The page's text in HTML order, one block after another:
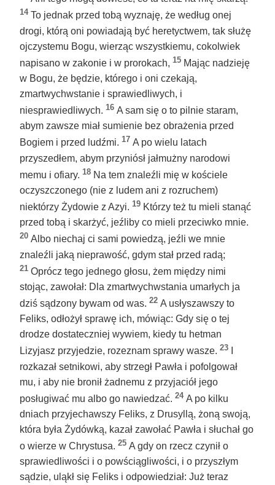
14 To jednak przed tobą wyznaję, że według onej
drogi, którą oni powiadają być heretyctwem, tak służę
ojczystemu Bogu, wierząc wszystkiemu, cokolwiek
napisano w zakonie i w prorokach, 15 Mając nadzieję
w Bogu, że będzie, którego i oni czekają,
zmartwychwstanie i sprawiedliwych, i
niesprawiedliwych. 16 A sam się o to pilnie staram,
abym zawsze miał sumienie bez obrażenia przed
Bogiem i przed ludźmi. 17 A po wielu latach
przyszedłem, abym przyniósł jałmużny narodowi
memu i ofiary. 18 Na tem znaleźli mię w kościele
oczyszczonego (nie z ludem ani z rozruchem)
niektórzy Żydowie z Azyi. 19 Którzy też tu mieli stanąć
przed tobą i skarżyć, jeźliby co mieli przeciwko mnie.
20 Albo niechaj ci sami powiedzą, jeźli we mnie
znaleźli jaką nieprawość, gdym stał przed radą;
21 Oprócz tego jednego głosu, żem między nimi
stojąc, zawołał: Dla zmartwychwstania umarłych ja
dziś sądzony bywam od was. 22 A usłyszawszy to
Feliks, odłożył sprawę ich, mówiąc: Gdy się o tej
drodze dostateczniej wywiem, kiedy tu hetman
Lizyjasz przyjedzie, rozeznam sprawy wasze. 23
rozkazał setnikowi, aby strzegł Pawła i pofolgował
mu, i aby nie bronił żadnemu z przyjaciół jego
posługiwać mu albo go nawiedzać. 24 A po kilku
dniach przyjechawszy Feliks, z Drusyllą, żoną swoją,
która była Żydówką, kazał zawołać Pawła i słuchał go
o wierze w Chrystusa. 25 A gdy on rzecz czynił o
sprawiedliwości i o powściągliwości, i o przyszłym
sądzie, uląkł się Feliks i odpowiedział: Już teraz